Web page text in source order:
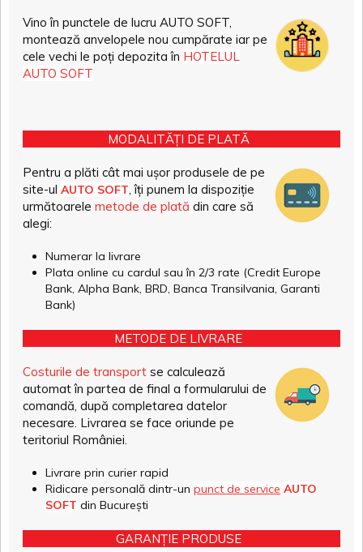
Vino în punctele de lucru AUTO SOFT,
montează anvelopele nou cumpărate iar pe
cele vechi le poți depozita în HOTELUL
AUTO SOFT
MODALITĂȚI DE PLATĂ
Pentru a plăti cât mai ușor produsele de pe
site-ul AUTO SOFT, îți punem la dispoziție
următoarele metode de plată din care să
alegi:
Numerar la livrare
Plata online cu cardul sau în 2/3 rate (Credit Europe
Bank, Alpha Bank, BRD, Banca Transilvania, Garanti
Bank)
METODE DE LIVRARE
Costurile de transport se calculează
automat în partea de final a formularului de
comandă, după completarea datelor
necesare. Livrarea se face oriunde pe
teritoriul României.
Livrare prin curier rapid
Ridicare personală dintr-un punct de service AUTO
SOFT din București
GARANȚIE PRODUSE